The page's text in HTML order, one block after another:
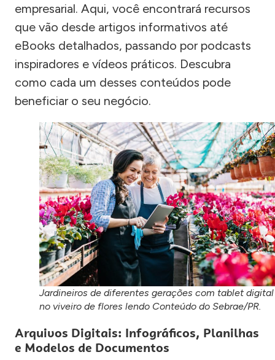
empresarial. Aqui, você encontrará recursos
que vão desde artigos informativos até
eBooks detalhados, passando por podcasts
inspiradores e vídeos práticos. Descubra
como cada um desses conteúdos pode
beneficiar o seu negócio.
Jardineiros de diferentes gerações com tablet digital
no viveiro de flores lendo Conteúdo do Sebrae/PR.
Arquivos Digitais: Infográficos, Planilhas
e Modelos de Documentos